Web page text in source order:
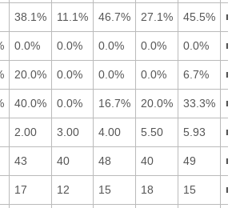
38.1% 11.1% 46.7% 27.1% 45.5%
0.0% 0.0% 0.0% 0.0% 0.0%
20.0% 0.0% 0.0% 0.0% 6.7%
40.0% 0.0% 16.7% 20.0% 33.3%
2.00 3.00 4.00 5.50 5.93
43 40 48 40 49
17 12 15 18 15